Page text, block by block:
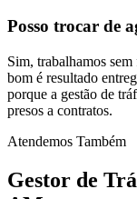
Posso trocar de
Sim, trabalhamos
bom é resultado
porque a gestão de
presos a contratos.
Atendemos Também
Gestor de